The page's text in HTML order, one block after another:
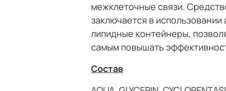
межклеточные связи.
заключается в
липидные контейнеры,
самым повышать
Состав